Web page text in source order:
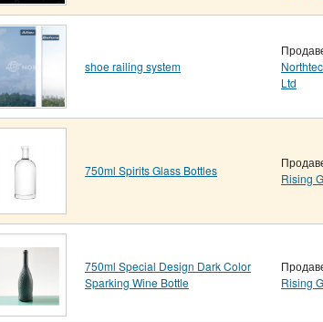
shoe railing system
Ltd
750ml Spirits Glass Bottles
Rising
750ml Special Design Dark Color
Sparking Wine Bottle
Rising